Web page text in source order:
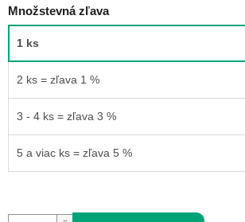
Množstevná zľava
1 ks
2 ks = zľava 1 %
3 - 4 ks = zľava 3 %
5 a viac ks = zľava 5 %